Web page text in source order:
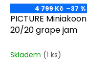
4 799 Kč –37 %
PICTURE Miniakoon
20/20 grape jam
Skladem (1 ks)